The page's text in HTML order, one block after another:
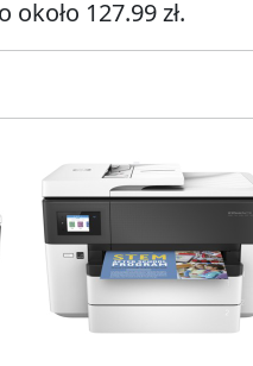
127.99 zł.